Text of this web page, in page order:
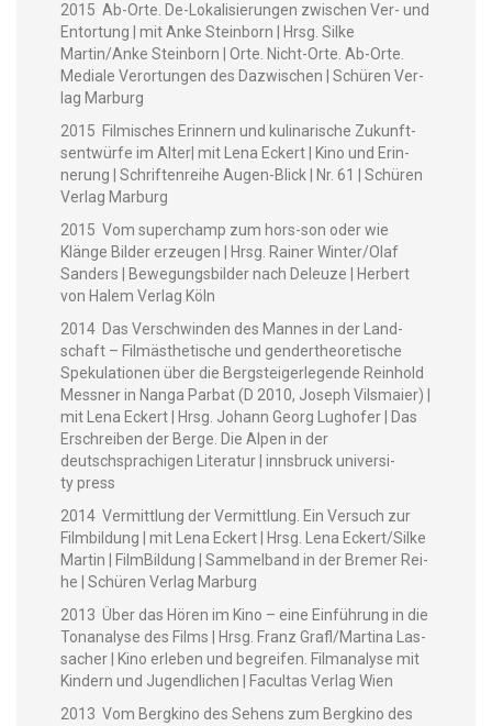
2015 Ab-Orte. De-Lokalisierun­gen zwis­chen Ver- und
Entor­tung | mit Anke Stein­born | Hrsg. Silke
Martin/Anke Stein­born | Orte. Nicht-Orte. Ab-Orte.
Medi­ale Veror­tun­gen des Dazwis­chen | Schüren Ver­
lag Marburg
2015 Filmis­ches Erin­nern und kuli­nar­ische Zukun­ft­
sen­twürfe im Alter| mit Lena Eck­ert | Kino und Erin­
nerung | Schriften­rei­he Augen-Blick | Nr. 61 | Schüren
Ver­lag Marburg
2015 Vom super­champ zum hors-son oder wie
Klänge Bilder erzeu­gen | Hrsg. Rain­er Winter/Olaf
Sanders | Bewe­gungs­bilder nach Deleuze | Her­bert
von Halem Ver­lag Köln
2014 Das Ver­schwinden des Mannes in der Land­
schaft – Filmäs­thetis­che und gen­derthe­o­retis­che
Speku­la­tio­nen über die Berg­steiger­legende Rein­hold
Mess­ner in Nan­ga Par­bat (D 2010, Joseph Vils­maier) |
mit Lena Eck­ert | Hrsg. Johann Georg Lughofer | Das
Erschreiben der Berge. Die Alpen in der
deutschsprachi­gen Lit­er­atur | inns­bruck uni­ver­si­
ty press
2014 Ver­mit­tlung der Ver­mit­tlung. Ein Ver­such zur
Film­bil­dung | mit Lena Eck­ert | Hrsg. Lena Eckert/Silke
Mar­tin | Film­Bil­dung | Sam­mel­band in der Bre­mer Rei­
he | Schüren Ver­lag Marburg
2013 Über das Hören im Kino – eine Ein­führung in die
Tonanalyse des Films | Hrsg. Franz Grafl/Martina Las­
sach­er | Kino erleben und begreifen. Fil­m­analyse mit
Kindern und Jugendlichen | Fac­ul­tas Ver­lag Wien
2013 Vom Bergki­no des Sehens zum Bergki­no des